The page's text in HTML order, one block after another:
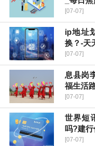
[07-07]
ip地址
换？-天
[07-07]
息县岗
福生活
[07-07]
世界短
吗?建
[07-07]